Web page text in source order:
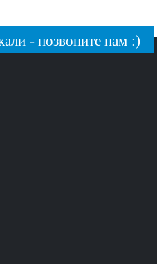
- позвоните нам :)